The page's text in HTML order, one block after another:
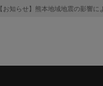
【お知らせ】熊本地域地震の影響に